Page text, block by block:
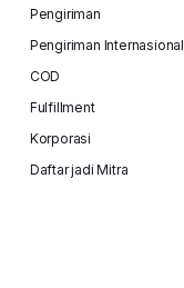
Pengiriman
Pengiriman Internasional
COD
Fulfillment
Korporasi
Daftar jadi Mitra